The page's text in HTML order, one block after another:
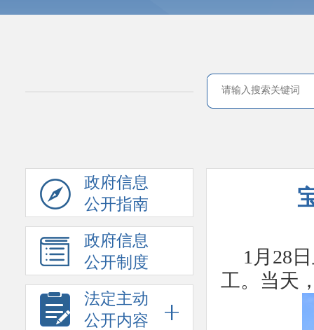
政府信息
公开指南
政府信息
公开制度
法定主动
公开内容
1月28
工。当天